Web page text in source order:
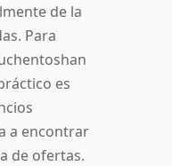
de la
Para
es
a encontrar
de ofertas.